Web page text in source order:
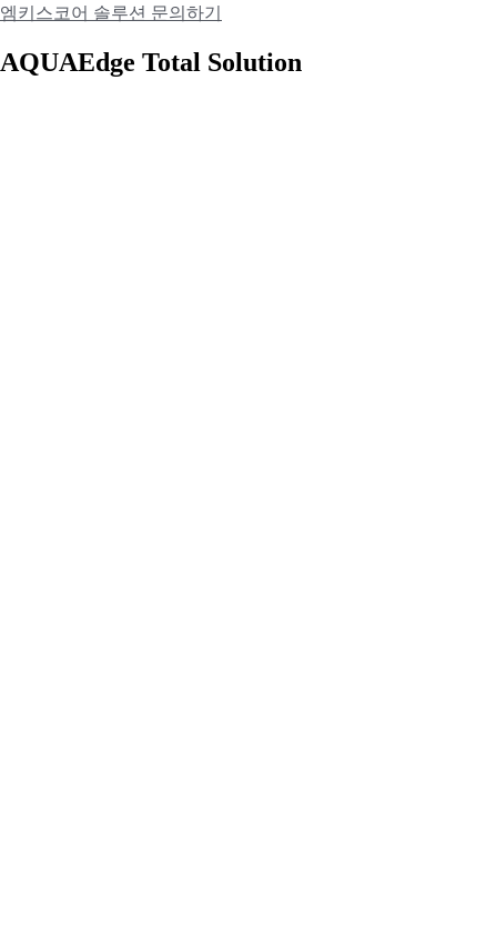
엠키스코어 솔루션 문의하기
AQUAEdge Total Solution